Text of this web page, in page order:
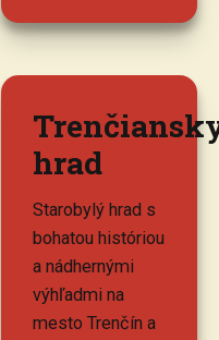
hrad
Starobylý hrad s
bohatou históriou
a nádhernými
výhľadmi na
mesto Trenčín a